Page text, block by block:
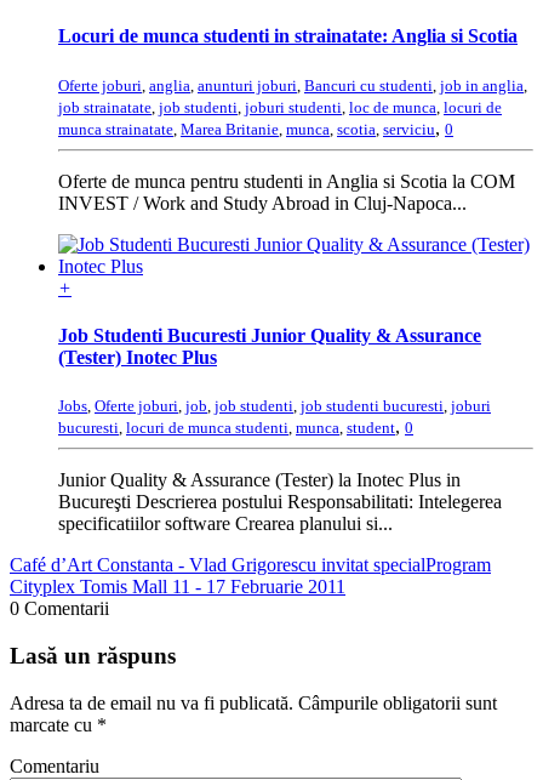
Locuri de munca studenti in strainatate: Anglia si Scotia
Oferte joburi anglia anunturi joburi Bancuri cu studenti job in anglia
job strainatate job studenti joburi studenti loc de munca locuri de
munca strainatate Marea Britanie munca scotia serviciu, 0
Oferte de munca pentru studenti in Anglia si Scotia la COM
INVEST / Work and Study Abroad in Cluj-Napoca...
+
Job Studenti Bucuresti Junior Quality & Assurance
(Tester) Inotec Plus
Jobs, Oferte joburi, job, job studenti, job studenti bucuresti, joburi
bucuresti, locuri de munca studenti, munca, student, 0
Junior Quality & Assurance (Tester) la Inotec Plus in
Bucureşti Descrierea postului Responsabilitati: Intelegerea
specificatiilor software Crearea planului si...
Café d’Art Constanta - Vlad Grigorescu invitat specialProgram
Cityplex Tomis Mall 11 - 17 Februarie 2011
0 Comentarii
Lasă un răspuns
Adresa ta de email nu va fi publicată. Câmpurile obligatorii sunt
marcate cu *
Comentariu